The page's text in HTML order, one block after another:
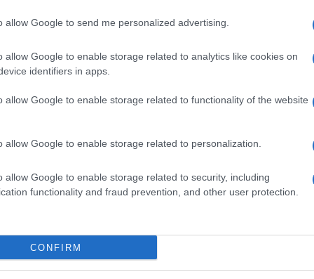
allow Google to send me personalized advertising.
allow Google to enable storage related to analytics like cookies on
identifiers in apps.
allow Google to enable storage related to functionality of the website
allow Google to enable storage related to personalization.
allow Google to enable storage related to security, including
functionality and fraud prevention, and other user protection.
CONFIRM